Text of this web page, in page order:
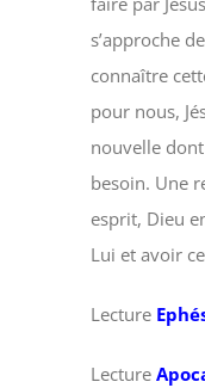
s’approche
connaître
pour nous,
nouvelle
besoin. Une
esprit, Dieu
Lui et avoir
Lecture
Lecture